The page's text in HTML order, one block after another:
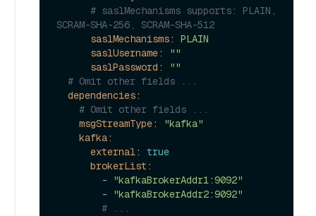
# saslMechanisms supports: PLAIN,
SCRAM-SHA-256, SCRAM-SHA-512
saslMechanisms:
PLAIN
saslUsername:
""
saslPassword:
""
# Omit other fields ...
dependencies:
# Omit other fields ...
msgStreamType:
"kafka"
kafka:
external:
true
brokerList:
-
"kafkaBrokerAddr1:9092"
-
"kafkaBrokerAddr2:9092"
# ...